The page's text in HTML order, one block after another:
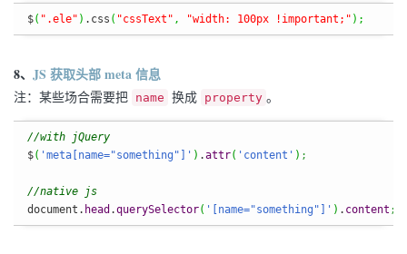
$( ".ele" ) .css ( "cssText" , "width: 100px !important;" ) ;
8、 JS 获取头部 meta 信息
注：某些场合需要把 name 换成 property 。
//with jQuery
$( 'meta[name="something"]' ) .attr( 'content' ) ;
//native js
document. head .querySelector( '[name="something"]' ) . content ;